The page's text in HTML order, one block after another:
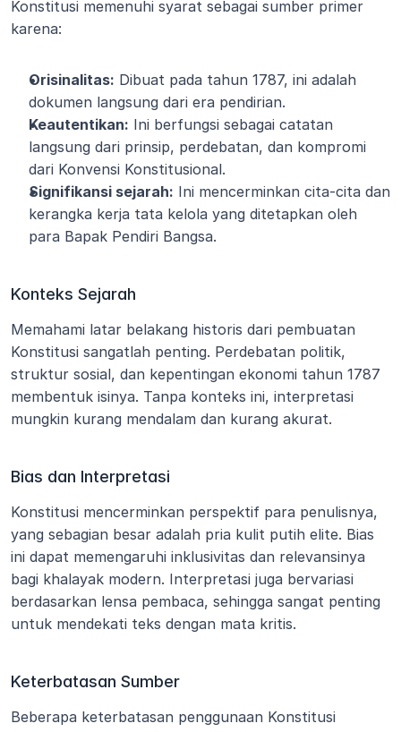
Konstitusi memenuhi syarat sebagai sumber primer
karena:
Orisinalitas: Dibuat pada tahun 1787, ini adalah
dokumen langsung dari era pendirian.
Keautentikan: Ini berfungsi sebagai catatan
langsung dari prinsip, perdebatan, dan kompromi
dari Konvensi Konstitusional.
Signifikansi sejarah: Ini mencerminkan cita-cita dan
kerangka kerja tata kelola yang ditetapkan oleh
para Bapak Pendiri Bangsa.
Konteks Sejarah
Memahami latar belakang historis dari pembuatan
Konstitusi sangatlah penting. Perdebatan politik,
struktur sosial, dan kepentingan ekonomi tahun 1787
membentuk isinya. Tanpa konteks ini, interpretasi
mungkin kurang mendalam dan kurang akurat.
Bias dan Interpretasi
Konstitusi mencerminkan perspektif para penulisnya,
yang sebagian besar adalah pria kulit putih elite. Bias
ini dapat memengaruhi inklusivitas dan relevansinya
bagi khalayak modern. Interpretasi juga bervariasi
berdasarkan lensa pembaca, sehingga sangat penting
untuk mendekati teks dengan mata kritis.
Keterbatasan Sumber
Beberapa keterbatasan penggunaan Konstitusi